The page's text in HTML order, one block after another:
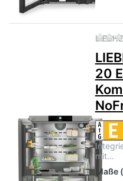
20
mit…
Maße